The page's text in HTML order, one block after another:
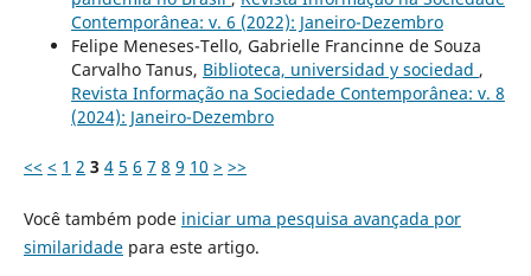
Contemporânea: v. 6 (2022): Janeiro-Dezembro
Felipe Meneses-Tello, Gabrielle Francinne de Souza
Carvalho Tanus, Biblioteca, universidad y sociedad ,
Revista Informação na Sociedade Contemporânea: v. 8
(2024): Janeiro-Dezembro
<< < 1 2 3 4 5 6 7 8 9 10 > >>
Você também pode iniciar uma pesquisa avançada por
similaridadepara este artigo.